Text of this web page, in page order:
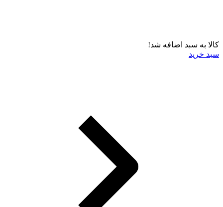
کالا به سبد اضافه شد!
سبد خرید